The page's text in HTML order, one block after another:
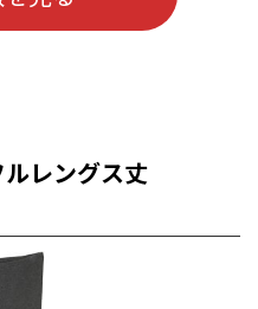
レングス丈